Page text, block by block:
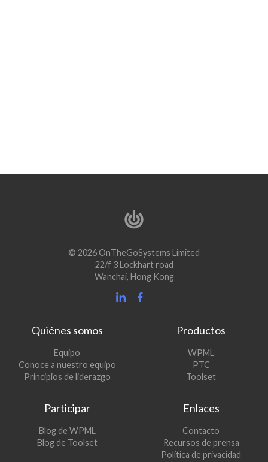
© 2026 OnTheGoSystems Limited
22/f 3 Lockhart road
Wanchai, Hong Kong
Quiénes somos
Equipo
Conoce a nuestro equipo
Principios de liderazgo
Productos
WPML
en
ventana)
PTC(se
abre
nueva
Toolset(se
una
ventana)
Participar
Blog de WPML
abre
Blog de Toolset(se
Enlaces
Contacto
Recursos de prensa
Política de privacidad